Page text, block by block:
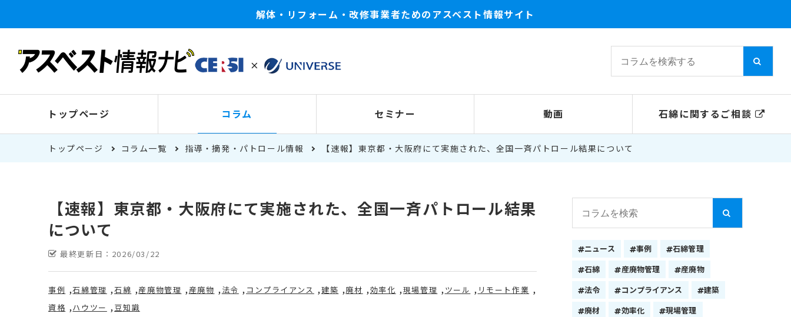
解体・リフォーム・改修事業者ためのアスベスト情報サイト
トップページ コラム セミナー 動画 石綿に関するご相談
トップページ コラム一覧 指導・摘発・パトロール情報 【速報】東京都・大阪府にて実施された、全国一斉パトロール結果について
【速報】東京都・大阪府にて実施された、全国一斉パトロール結果
について
最終更新日： 2026/03/22
事例 石綿管理 石綿 産廃物管理 産廃物 法令 コンプライアンス 建築 廃材 効率化 現場管理 ツール
リモート作業
資格
ハウツー 豆知識
ニュース 事例
石綿管理
石綿
産廃物管理
産廃物
法令
コンプライアンス
建築
廃材
効率化
現場管理